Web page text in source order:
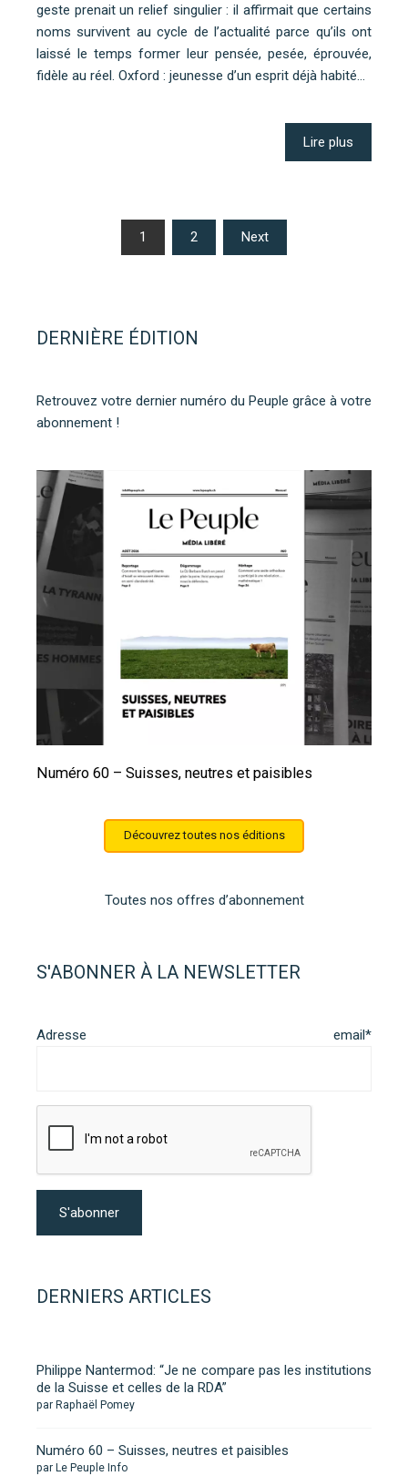
geste prenait un relief singulier : il affirmait que certains
noms survivent au cycle de l’actualité parce qu’ils ont
laissé le temps former leur pensée, pesée, éprouvée,
fidèle au réel. Oxford : jeunesse d’un esprit déjà habité…
Lire plus
Pagination
1 2 Next
DERNIÈRE ÉDITION
Retrouvez votre dernier numéro du Peuple grâce à votre
abonnement !
Numéro 60 – Suisses, neutres et paisibles
Découvrez toutes nos éditions
Toutes nos offres d’abonnement
S'ABONNER À LA NEWSLETTER
Adresse email*
DERNIERS ARTICLES
Philippe Nantermod: “Je ne compare pas les institutions
de la Suisse et celles de la RDA”
par Raphaël Pomey
Numéro 60 – Suisses, neutres et paisibles
par Le Peuple Info